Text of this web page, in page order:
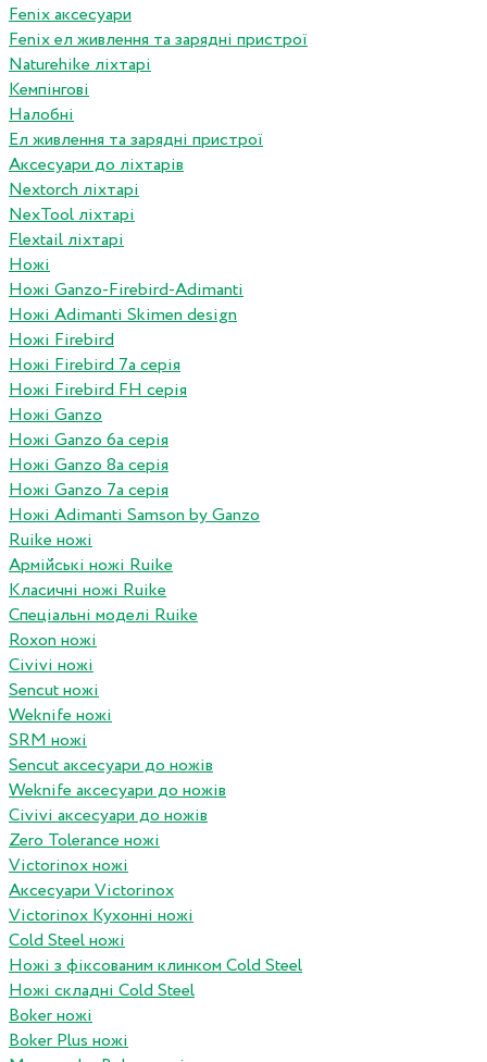
Fenix аксесуари
Fenix ел живлення та зарядні пристрої
Naturehike ліхтарі
Кемпінгові
Налобні
Ел живлення та зарядні пристрої
Аксесуари до ліхтарів
Nextorch ліхтарі
NexTool ліхтарі
Flextail ліхтарі
Ножі
Ножі Ganzo-Firebird-Adimanti
Ножі Adimanti Skimen design
Ножі Firebird
Ножі Firebird 7а серія
Ножі Firebird FH серія
Ножі Ganzo
Ножі Ganzo 6а серія
Ножі Ganzo 8а серія
Ножі Ganzo 7а серія
Ножі Adimanti Samson by Ganzo
Ruike ножі
Армійські ножі Ruike
Класичні ножі Ruike
Спеціальні моделі Ruike
Roxon ножi
Civivi ножі
Sencut ножі
Weknife ножі
SRM ножі
Sencut аксесуари до ножів
Weknife аксесуари до ножів
Civivi аксесуари до ножів
Zero Tolerance ножі
Victorinox ножі
Аксесуари Victorinox
Victorinox Кухонні ножі
Cold Steel ножі
Ножі з фіксованим клинком Cold Steel
Ножі складні Cold Steel
Boker ножі
Boker Plus ножі